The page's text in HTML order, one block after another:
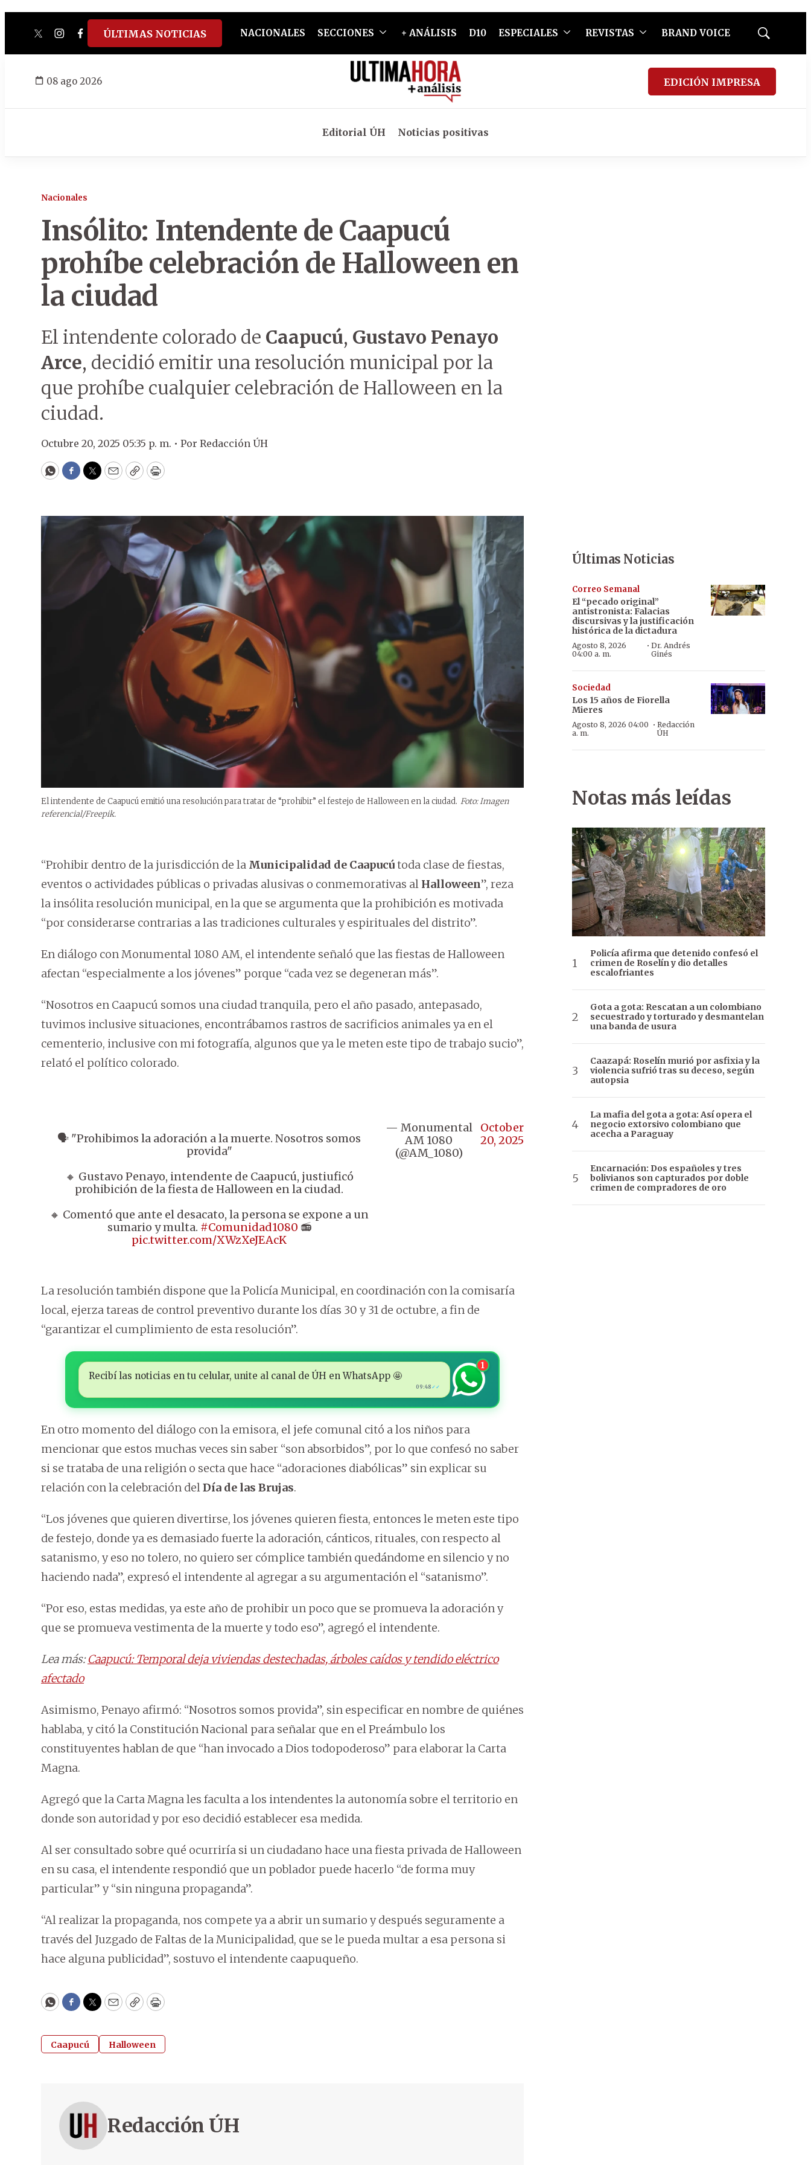
twitterinstagram
facebook
tiktokyoutube
spotify
ÚLTIMAS NOTICIAS NACIONALES SECCIONES + ANÁLISIS D10 ESPECIALES REVISTAS BRAND VOICE
Mostrar
08 ago 2026 EDICIÓN IMPRESA
Editorial ÚH Noticias positivas
Nacionales
Insólito: Intendente de Caapucú
prohíbe celebración de Halloween en
la ciudad
El intendente colorado de Caapucú, Gustavo Penayo
Arce, decidió emitir una resolución municipal por la
que prohíbe cualquier celebración de Halloween en la
ciudad.
Octubre 20, 2025 05:35 p. m. • Por Redacción ÚH
WhatsApp
Facebook
Twitter
EmailCopyPrint
El intendente de Caapucú emitió una resolución para tratar de “prohibir” el festejo de Halloween en la ciudad. Foto: Imagen
referencial/Freepik.
“Prohibir dentro de la jurisdicción de la Municipalidad de Caapucútoda clase de fiestas,
eventos o actividades públicas o privadas alusivas o conmemorativas al Halloween”, reza
la insólita resolución municipal, en la que se argumenta que la prohibición es motivada
“por considerarse contrarias a las tradiciones culturales y espirituales del distrito”.
En diálogo con Monumental 1080 AM, el intendente señaló que las fiestas de Halloween
afectan “especialmente a los jóvenes” porque “cada vez se degeneran más”.
“Nosotros en Caapucú somos una ciudad tranquila, pero el año pasado, antepasado,
tuvimos inclusive situaciones, encontrábamos rastros de sacrificios animales ya en el
cementerio, inclusive con mi fotografía, algunos que ya le meten este tipo de trabajo sucio”,
relató el político colorado.
🗣️ "Prohibimos la adoración a la muerte. Nosotros somos
provida"
🔸 Gustavo Penayo, intendente de Caapucú, justiuficó
prohibición de la fiesta de Halloween en la ciudad.
🔸 Comentó que ante el desacato, la persona se expone a un
sumario y multa. #Comunidad1080 📻
pic.twitter.com/XWzXeJEAcK
— Monumental
AM 1080
(@AM_1080)
October
20, 2025
La resolución también dispone que la Policía Municipal, en coordinación con la comisaría
local, ejerza tareas de control preventivo durante los días 30 y 31 de octubre, a fin de
“garantizar el cumplimiento de esta resolución”.
Recibí las noticias en tu celular, unite al canal de ÚH en WhatsApp 🤩
09:48 ✓✓
1
En otro momento del diálogo con la emisora, el jefe comunal citó a los niños para
mencionar que estos muchas veces sin saber “son absorbidos”, por lo que confesó no saber
si se trataba de una religión o secta que hace “adoraciones diabólicas” sin explicar su
relación con la celebración delDía de las Brujas.
“Los jóvenes que quieren divertirse, los jóvenes quieren fiesta, entonces le meten este tipo
de festejo, donde ya es demasiado fuerte la adoración, cánticos, rituales, con respecto al
satanismo, y eso no tolero, no quiero ser cómplice también quedándome en silencio y no
haciendo nada”, expresó el intendente al agregar a su argumentación el “satanismo”.
“Por eso, estas medidas, ya este año de prohibir un poco que se promueva la adoración y
que se promueva vestimenta de la muerte y todo eso”, agregó el intendente.
Lea más:Caapucú: Temporal deja viviendas destechadas, árboles caídos y tendido eléctrico
afectado
Asimismo, Penayo afirmó: “Nosotros somos provida”, sin especificar en nombre de quiénes
hablaba, y citó la Constitución Nacional para señalar que en el Preámbulo los
constituyentes hablan de que “han invocado a Dios todopoderoso” para elaborar la Carta
Magna.
Agregó que la Carta Magna les faculta a los intendentes la autonomía sobre el territorio en
donde son autoridad y por eso decidió establecer esa medida.
Al ser consultado sobre qué ocurriría si un ciudadano hace una fiesta privada de Halloween
en su casa, el intendente respondió que un poblador puede hacerlo “de forma muy
particular” y “sin ninguna propaganda”.
“Al realizar la propaganda, nos compete ya a abrir un sumario y después seguramente a
través del Juzgado de Faltas de la Municipalidad, que se le pueda multar a esa persona si
hace alguna publicidad”, sostuvo el intendente caapuqueño.
WhatsApp
Facebook
Twitter
EmailCopyPrint
Caapucú Halloween
Redacción ÚH
Últimas Noticias
Correo Semanal
El “pecado original”
antistronista: Falacias
discursivas y la justificación
histórica de la dictadura
Agosto 8, 2026
04:00 a. m.
·Dr. Andrés
Ginés
Sociedad
Los 15 años de Fiorella
Mieres
Agosto 8, 2026 04:00
a. m.
· Redacción
ÚH
Notas más leídas
Policía afirma que detenido confesó el
crimen de Roselín y dio detalles
escalofriantes
Gota a gota: Rescatan a un colombiano
secuestrado y torturado y desmantelan
una banda de usura
Caazapá: Roselín murió por asfixia y la
violencia sufrió tras su deceso, según
autopsia
La mafia del gota a gota: Así opera el
negocio extorsivo colombiano que
acecha a Paraguay
Encarnación: Dos españoles y tres
bolivianos son capturados por doble
crimen de compradores de oro